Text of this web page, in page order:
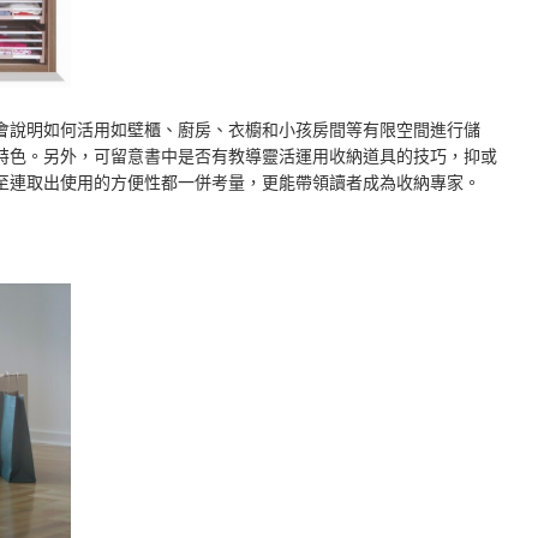
明如何活用如壁櫃、廚房、衣櫥和小孩房間等有限空間進行儲
。另外，可留意書中是否有教導靈活運用收納道具的技巧，抑或
取出使用的方便性都一併考量，更能帶領讀者成為收納專家。